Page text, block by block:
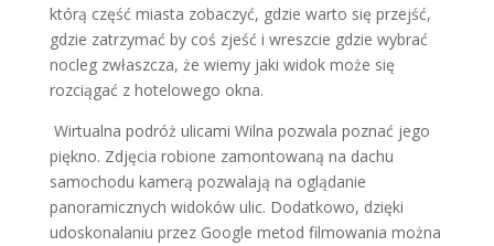
którą część miasta zobaczyć, gdzie warto się przejść,
gdzie zatrzymać by coś zjeść i wreszcie gdzie wybrać
nocleg zwłaszcza, że wiemy jaki widok może się
rozciągać z hotelowego okna.
Wirtualna podróż ulicami Wilna pozwala poznać jego
piękno. Zdjęcia robione zamontowaną na dachu
samochodu kamerą pozwalają na oglądanie
panoramicznych widoków ulic. Dodatkowo, dzięki
udoskonalaniu przez Google metod filmowania można